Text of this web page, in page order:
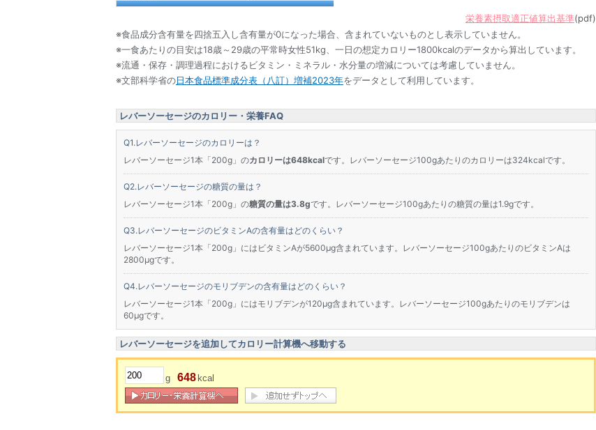
栄養素摂取適正値算出基準(pdf)
※食品成分含有量を四捨五入し含有量が0になった場合、含まれていないものとし表示していません。
※一食あたりの目安は18歳～29歳の平常時女性51kg、一日の想定カロリー1800kcalのデータから算出しています。
※流通・保存・調理過程におけるビタミン・ミネラル・水分量の増減については考慮していません。
※文部科学省の日本食品標準成分表（八訂）増補2023年をデータとして利用しています。
レバーソーセージのカロリー・栄養FAQ
レバーソーセージのカロリーは？
レバーソーセージ1本「200g」のカロリーは648kcalです。レバーソーセージ100gあたりのカロリーは324kcalです。
レバーソーセージの糖質の量は？
レバーソーセージ1本「200g」の糖質の量は3.8gです。レバーソーセージ100gあたりの糖質の量は1.9gです。
レバーソーセージのビタミンAの含有量はどのくらい？
レバーソーセージ1本「200g」にはビタミンAが5600μg含まれています。レバーソーセージ100gあたりのビタミンAは
2800μgです。
レバーソーセージのモリブデンの含有量はどのくらい？
レバーソーセージ1本「200g」にはモリブデンが120μg含まれています。レバーソーセージ100gあたりのモリブデンは
60μgです。
レバーソーセージを追加してカロリー計算機へ移動する
g 648 kcal